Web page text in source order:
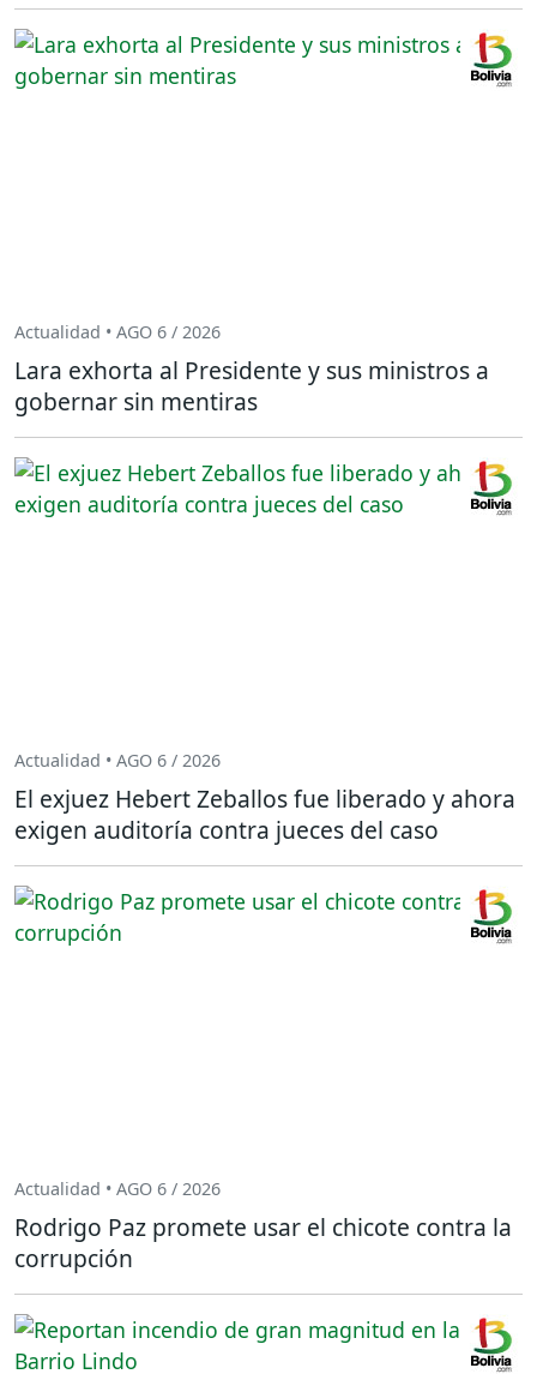
Actualidad • AGO 6 / 2026
Lara exhorta al Presidente y sus ministros a
gobernar sin mentiras
Actualidad • AGO 6 / 2026
El exjuez Hebert Zeballos fue liberado y ahora
exigen auditoría contra jueces del caso
Actualidad • AGO 6 / 2026
Rodrigo Paz promete usar el chicote contra la
corrupción